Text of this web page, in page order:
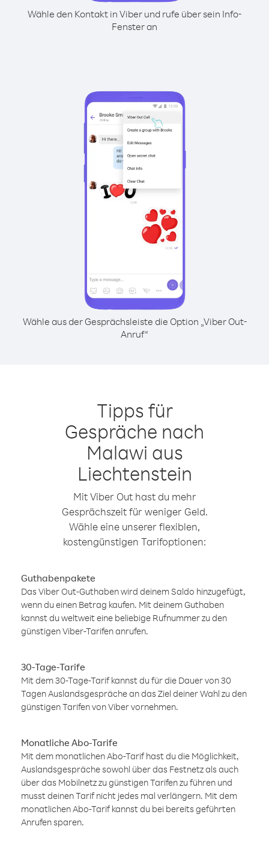
Wähle den Kontakt in Viber und rufe über sein Info-
Fenster an
Wähle aus der Gesprächsleiste die Option „Viber Out-
Anruf“
Tipps für
Gespräche nach
Malawi aus
Liechtenstein
Mit Viber Out hast du mehr
Gesprächszeit für weniger Geld.
Wähle eine unserer flexiblen,
kostengünstigen Tarifoptionen:
Guthabenpakete
Das Viber Out-Guthaben wird deinem Saldo hinzugefügt,
wenn du einen Betrag kaufen. Mit deinem Guthaben
kannst du weltweit eine beliebige Rufnummer zu den
günstigen Viber-Tarifen anrufen.
30-Tage-Tarife
Mit dem 30-Tage-Tarif kannst du für die Dauer von 30
Tagen Auslandsgespräche an das Ziel deiner Wahl zu den
günstigen Tarifen von Viber vornehmen.
Monatliche Abo-Tarife
Mit dem monatlichen Abo-Tarif hast du die Möglichkeit,
Auslandsgespräche sowohl über das Festnetz als auch
über das Mobilnetz zu günstigen Tarifen zu führen und
musst deinen Tarif nicht jedes mal verlängern. Mit dem
monatlichen Abo-Tarif kannst du bei bereits geführten
Anrufen sparen.